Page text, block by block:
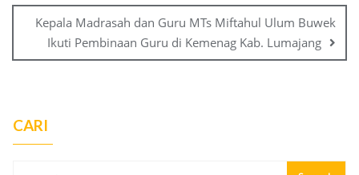
Kepala Madrasah dan Guru MTs Miftahul Ulum Buwek
Ikuti Pembinaan Guru di Kemenag Kab. Lumajang
CARI